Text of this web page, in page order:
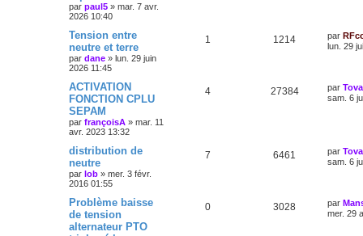
par paul5 » mar. 7 avr.
2026 10:40
Tension entre
neutre et terre
par dane » lun. 29 juin
2026 11:45
1 1214 par
lun. 29
ACTIVATION
FONCTION CPLU
SEPAM
par françoisA » mar. 11
avr. 2023 13:32
4 27384 par
sam. 6
distribution de
neutre
par lob » mer. 3 févr.
2016 01:55
7 6461 par
sam. 6
Problème baisse
de tension
alternateur PTO
0 3028 par
mer. 29